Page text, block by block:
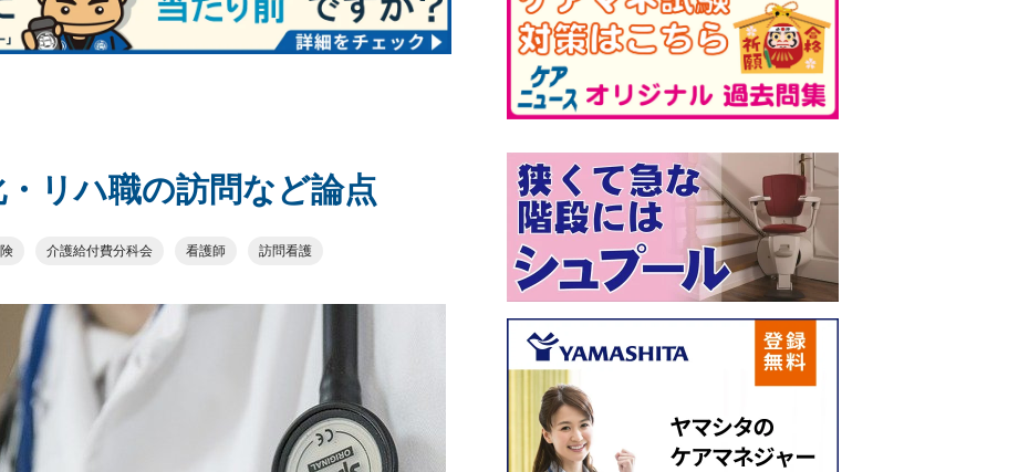
リハ職の訪問など論点
介護給付費分科会 看護師 訪問看護